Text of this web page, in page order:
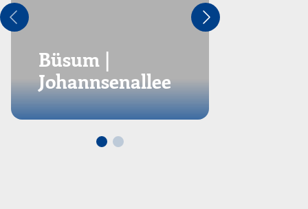
Büsum |
Johannsenallee